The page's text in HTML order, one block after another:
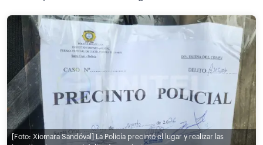
[Foto: Xiomara Sandóval] La Policía precintó el lugar y realizar las